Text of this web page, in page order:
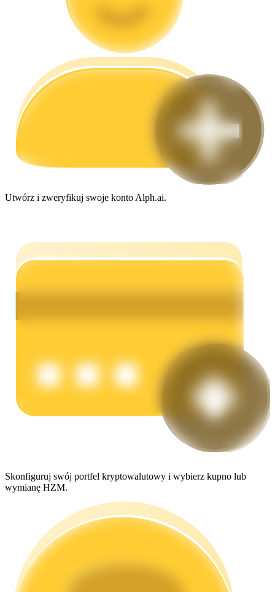
Przewodnik
Przewodnik dla początkujących dotyczący kontraktów futures
Dowiedz się, jak zachować rentowność
Zarabiać
Mocna Świnka
Codziennie zdobywaj konkurencyjne nagrody
Utwórz i zweryfikuj swoje konto Alph.ai.
Skonfiguruj swój portfel kryptowalutowy i wybierz kupno lub
wymianę HZM.